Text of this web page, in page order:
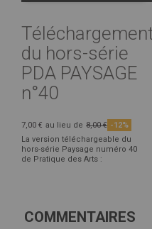
du hors-série
PDA PAYSAGE
n°40
7,00 € au lieu de 8,00 € -12%
La version téléchargeable du
hors-série Paysage numéro 40
de Pratique des Arts :
COMMENTAIRES